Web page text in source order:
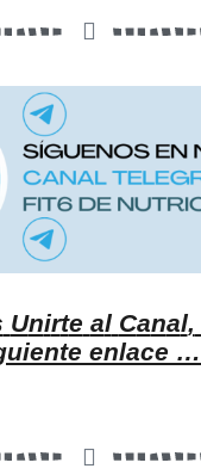
Unirte al Canal,
uiente enlace …